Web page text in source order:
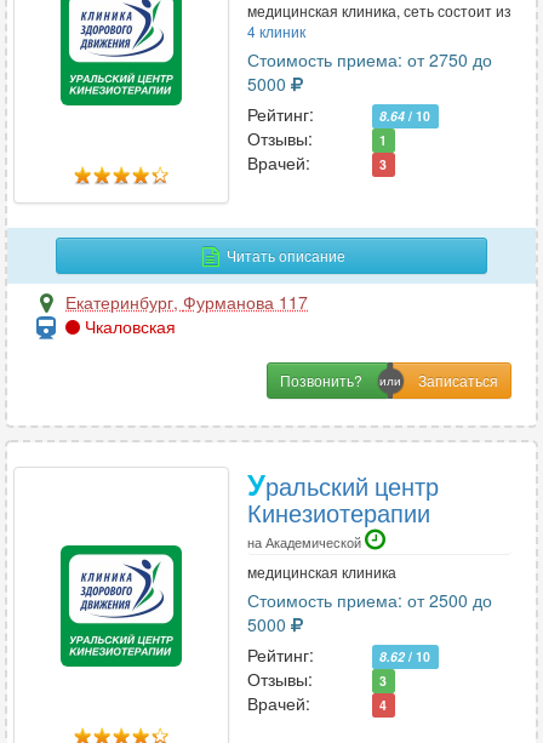
Дерматовенерология 35
Дерматология 47
Дефектология
И
Иммунология 22
Инфекционные болезни 5
70
Кинезиология 6
Колопроктология
Лазерная хирургия
Логопедия
медицинская клиника, сеть состоит из
4 клиник
Стоимость приема: от 2750 до
5000
Рейтинг:
8.64 / 10
Отзывы: 1
Врачей: 3
Читать описание
Екатеринбург, Фурманова 117
Чкаловская
Позвонить?
Уральский центр
Кинезиотерапии
на Академической
медицинская клиника
Стоимость приема: от 2500 до
5000
Рейтинг:
8.62 / 10
Отзывы: 3
Врачей: 4